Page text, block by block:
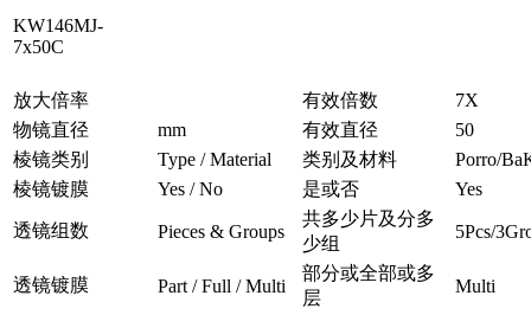
KW146MJ-
7x50C
放大倍率 有效倍数
7X
物镜直径
mm 有效直径
50
棱镜类别
Type / Material 类别及材料
Porro/
棱镜镀膜
Yes / No 是或否 Yes
透镜组数 Pieces & Groups
共多少片及分多
少组
5Pcs/
透镜镀膜 Part / Full / Multi
部分或全部或多
层
Multi